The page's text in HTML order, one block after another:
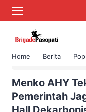
Home Berita
›
Menko AHY
Pemerintah